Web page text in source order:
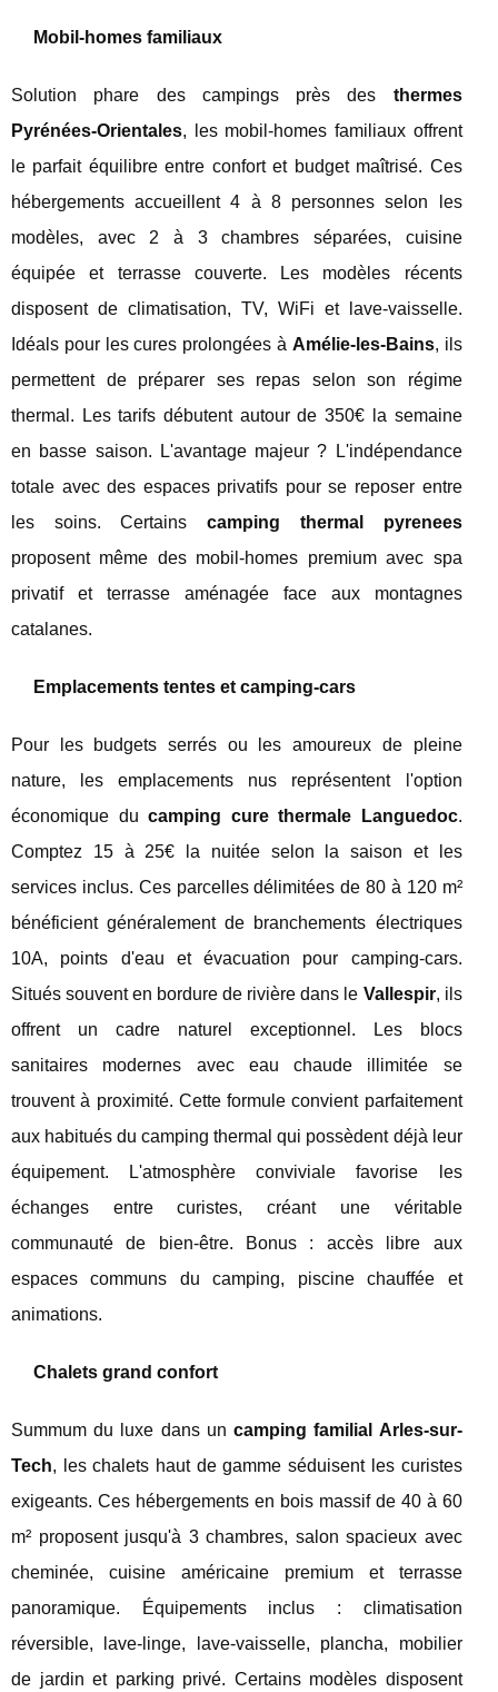
Mobil-homes familiaux
Solution phare des campings près des thermes
Pyrénées-Orientales, les mobil-homes familiaux offrent
le parfait équilibre entre confort et budget maîtrisé. Ces
hébergements accueillent 4 à 8 personnes selon les
modèles, avec 2 à 3 chambres séparées, cuisine
équipée et terrasse couverte. Les modèles récents
disposent de climatisation, TV, WiFi et lave-vaisselle.
Idéals pour les cures prolongées à Amélie-les-Bains, ils
permettent de préparer ses repas selon son régime
thermal. Les tarifs débutent autour de 350€ la semaine
en basse saison. L'avantage majeur ? L'indépendance
totale avec des espaces privatifs pour se reposer entre
les soins. Certainscamping thermal pyrenees
proposent même des mobil-homes premium avec spa
privatif et terrasse aménagée face aux montagnes
catalanes.
Emplacements tentes et camping-cars
Pour les budgets serrés ou les amoureux de pleine
nature, les emplacements nus représentent l'option
économique ducamping cure thermale Languedoc.
Comptez 15 à 25€ la nuitée selon la saison et les
services inclus. Ces parcelles délimitées de 80 à 120 m²
bénéficient généralement de branchements électriques
10A, points d'eau et évacuation pour camping-cars.
Situés souvent en bordure de rivière dans le Vallespir, ils
offrent un cadre naturel exceptionnel. Les blocs
sanitaires modernes avec eau chaude illimitée se
trouvent à proximité. Cette formule convient parfaitement
aux habitués du camping thermal qui possèdent déjà leur
équipement. L'atmosphère conviviale favorise les
échanges entre curistes, créant une véritable
communauté de bien-être. Bonus : accès libre aux
espaces communs du camping, piscine chauffée et
animations.
Chalets grand confort
Summum du luxe dans uncamping familial Arles-sur-
Tech, les chalets haut de gamme séduisent les curistes
exigeants. Ces hébergements en bois massif de 40 à 60
m² proposent jusqu'à 3 chambres, salon spacieux avec
cheminée, cuisine américaine premium et terrasse
panoramique. Équipements inclus : climatisation
réversible, lave-linge, lave-vaisselle, plancha, mobilier
de jardin et parking privé. Certains modèles disposent